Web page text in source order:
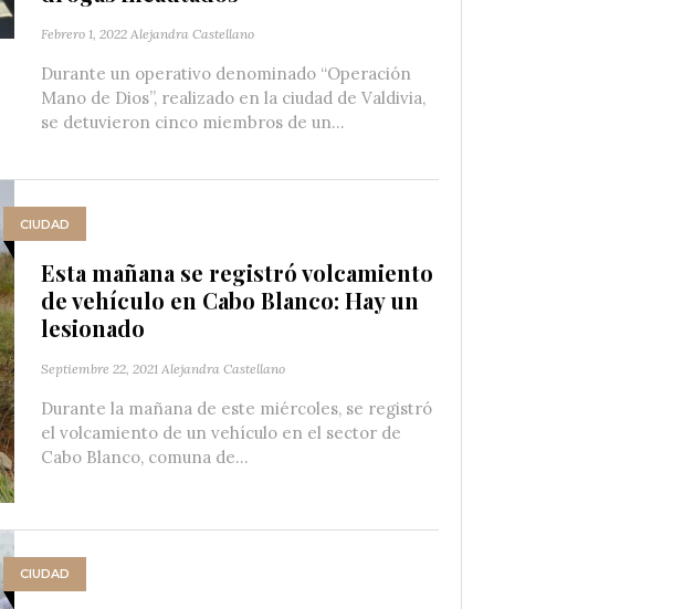
Febrero 1, 2022 Alejandra Castellano
Durante un operativo denominado “Operación
Mano de Dios”, realizado en la ciudad de Valdivia,
se detuvieron cinco miembros de un...
CIUDAD
Esta mañana se registró volcamiento
de vehículo en Cabo Blanco: Hay un
lesionado
Septiembre 22, 2021 Alejandra Castellano
Durante la mañana de este miércoles, se registró
el volcamiento de un vehículo en el sector de
Cabo Blanco, comuna de...
CIUDAD